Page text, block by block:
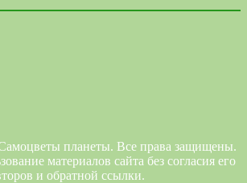
планеты. Все права защищены.
материалов сайта без согласия его
и обратной ссылки.